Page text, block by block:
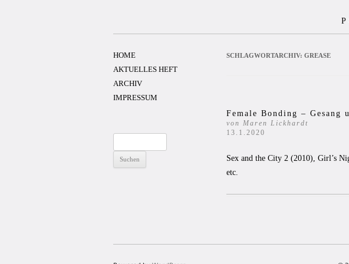
SCHLAGWORTARCHIV: GREASE
Female Bonding – Gesang
von Maren Lickhardt
13.1.2020
Sex and the City 2 (2010), Girl’s
etc.
HOME
AKTUELLES HEFT
ARCHIV
IMPRESSUM
nach: